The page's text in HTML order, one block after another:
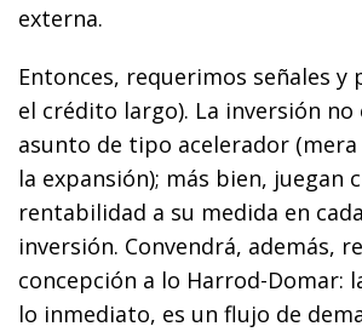
externa.
Entonces, requerimos señales y
el crédito largo). La inversión no
asunto de tipo acelerador
la expansión); más bien, juegan
rentabilidad a su medida en
inversión. Convendrá, además,
concepción a lo Harrod-Domar:
lo inmediato, es un flujo de